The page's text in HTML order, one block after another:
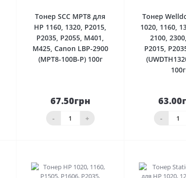
Тонер SCC MPT8 для
HP 1160, 1320, P2015,
P2035, P2055, M401,
M425, Canon LBP-2900
(MPT8-100B-P) 100г
67.50грн
- +
кошика
Тонер
1020, 1160,
2100,
P2015,
100г
-